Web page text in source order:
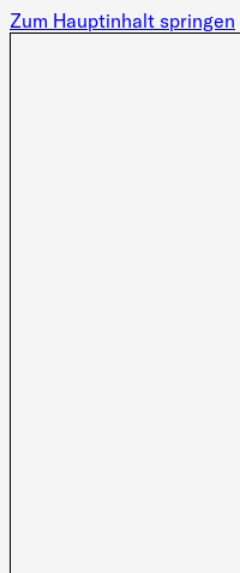
Zum Hauptinhalt springen